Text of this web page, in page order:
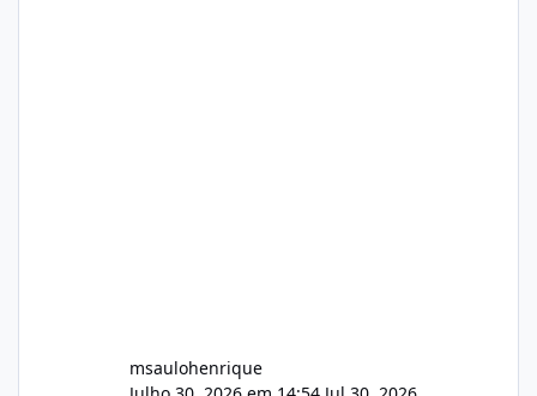
msaulohenrique